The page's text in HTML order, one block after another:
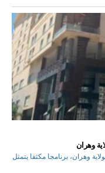
وهران
وهران، برنامجا مكثفا يتمثل